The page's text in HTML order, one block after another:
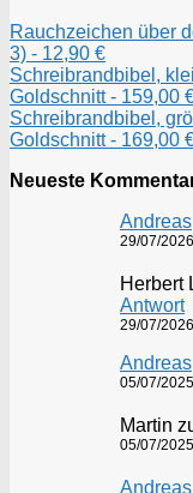
Rauchzeichen über
3) - 12,90 €
Schreibrandbibel,
Goldschnitt - 159,00
Schreibrandbibel,
Goldschnitt - 169,00
Neueste
Andreas
29/07/2026
Herbert
Antwort
29/07/2026
Andreas
05/07/2025
Martin
05/07/2025
Andreas